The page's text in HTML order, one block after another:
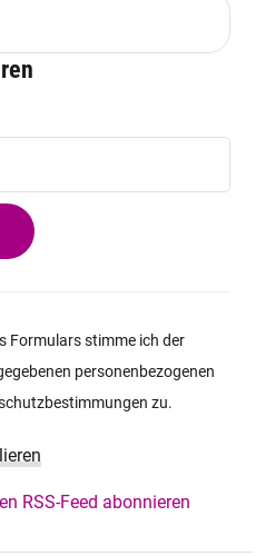
Formulars stimme ich der
personenbezogenen
zu.
RSS-Feed abonnieren